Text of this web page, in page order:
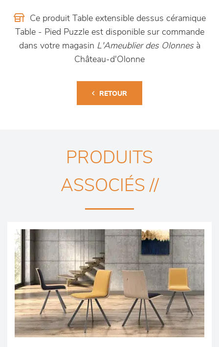
Ce produit Table extensible dessus céramique
Table - Pied Puzzle est disponible sur commande
dans votre magasin L'Ameublier des Olonnesà
Château-d'Olonne
RETOUR
PRODUITS
ASSOCIÉS //